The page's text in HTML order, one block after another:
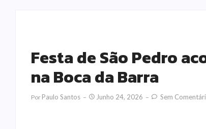
Festa de São Pedro
na Boca da Barra
Por Paulo Santos Junho 24, 2026 Sem